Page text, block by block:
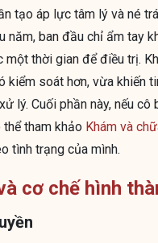
tạo áp lực tâm lý và né
năm, ban đầu chỉ ẩm tay
một thời gian để điều trị.
kiểm soát hơn, vừa khiến
lý. Cuối phần này, nếu
thể tham khảo Khám và
tình trạng của mình.
cơ chế hình